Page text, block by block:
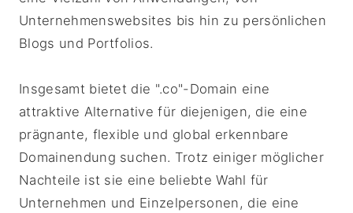
Unternehmenswebsites bis hin zu persönlichen
Blogs und Portfolios.
Insgesamt bietet die ".co"-Domain eine
attraktive Alternative für diejenigen, die eine
prägnante, flexible und global erkennbare
Domainendung suchen. Trotz einiger möglicher
Nachteile ist sie eine beliebte Wahl für
Unternehmen und Einzelpersonen, die eine